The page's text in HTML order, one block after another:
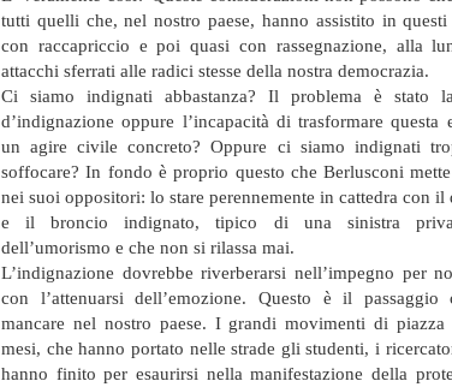
tutti quelli che, nel nostro paese, hanno assistito in
con raccapriccio e poi quasi con rassegnazione, alla
attacchi sferrati alle radici stesse della nostra democrazia.
Ci siamo indignati abbastanza? Il problema è stato
d’indignazione oppure l’incapacità di trasformare questa
un agire civile concreto? Oppure ci siamo indignati
soffocare? In fondo è proprio questo che Berlusconi
nei suoi oppositori: lo stare perennemente in cattedra con il
e il broncio indignato, tipico di una sinistra
dell’umorismo e che non si rilassa mai.
L’indignazione dovrebbe riverberarsi nell’impegno per
con l’attenuarsi dell’emozione. Questo è il passaggio
mancare nel nostro paese. I grandi movimenti di
mesi, che hanno portato nelle strade gli studenti, i
hanno finito per esaurirsi nella manifestazione della